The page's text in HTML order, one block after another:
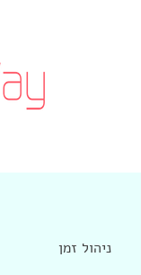
ניהול זמן